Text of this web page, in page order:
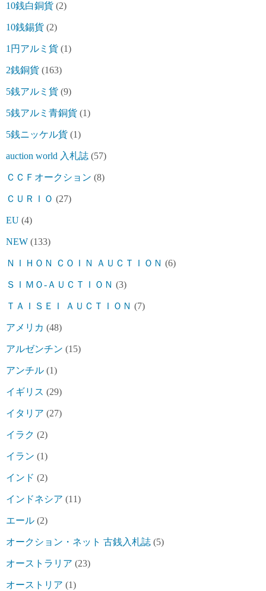
10銭白銅貨 (2)
10銭錫貨 (2)
1円アルミ貨 (1)
2銭銅貨 (163)
5銭アルミ貨 (9)
5銭アルミ青銅貨 (1)
5銭ニッケル貨 (1)
auction world 入札誌 (57)
ＣＣＦオークション (8)
ＣＵＲＩＯ (27)
EU (4)
NEW (133)
ＮＩＨＯＮ ＣＯＩＮ ＡＵＣＴＩＯＮ (6)
ＳＩＭＯ-ＡＵＣＴＩＯＮ (3)
ＴＡＩＳＥＩ ＡＵＣＴＩＯＮ (7)
アメリカ (48)
アルゼンチン (15)
アンチル (1)
イギリス (29)
イタリア (27)
イラク (2)
イラン (1)
インド (2)
インドネシア (11)
エール (2)
オークション・ネット 古銭入札誌 (5)
オーストラリア (23)
オーストリア (1)